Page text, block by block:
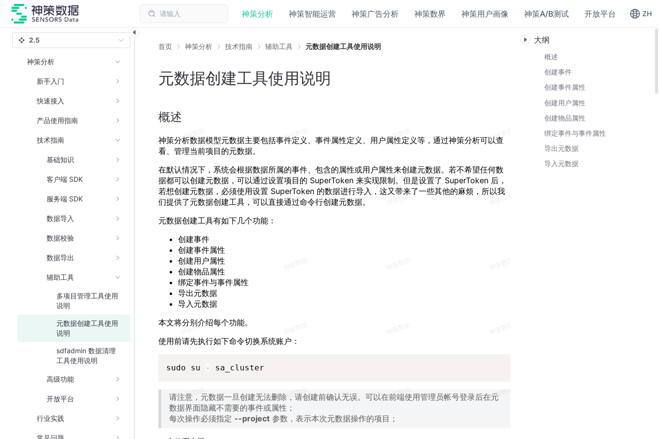
请输入 神策分析 神策智能运营 神策广告分析 神策数界 神策用户画像 神策A/B测试 开放平台 ZH
首页 神策分析 技术指南 辅助工具 元数据创建工具使用说明
元数据创建工具使用说明
概述
神策分析数据模型元数据主要包括事件定义、事件属性定义、用户属性定义等，通过神策分析可以查
看、管理当前项目的元数据。
在默认情况下，系统会根据数据所属的事件、包含的属性或用户属性来创建元数据。若不希望任何数
据都可以创建元数据，可以通过设置项目的 SuperToken 来实现限制。但是设置了 SuperToken 后，
若想创建元数据，必须使用设置 SuperToken 的数据进行导入，这又带来了一些其他的麻烦，所以我
们提供了元数据创建工具，可以直接通过命令行创建元数据。
元数据创建工具有如下几个功能：
创建事件
创建事件属性
创建用户属性
创建物品属性
绑定事件与事件属性
导出元数据
导入元数据
本文将分别介绍每个功能。
使用前请先执行如下命令切换系统账户：
sudo su - sa_cluster
请注意，元数据一旦创建无法删除，请创建前确认无误。可以在前端使用管理员帐号登录后在元
数据界面隐藏不需要的事件或属性；
每次操作必须指定 --project 参数，表示本次元数据操作的项目；
2.5
神策分析
新手入门
快速接入
产品使用指南
技术指南
基础知识
客户端 SDK
服务端 SDK
数据导入
数据校验
数据导出
辅助工具
多项目管理工具使用
说明
元数据创建工具使用
说明
sdfadmin 数据清理
工具使用说明
高级功能
开放平台
行业实践
大纲
概述
创建事件
创建事件属性
创建用户属性
创建物品属性
绑定事件与事件属性
导出元数据
导入元数据